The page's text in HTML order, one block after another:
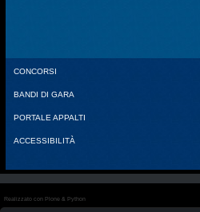
CONCORSI
BANDI DI GARA
PORTALE APPALTI
ACCESSIBILITÀ
Realizzato con Plone & Python